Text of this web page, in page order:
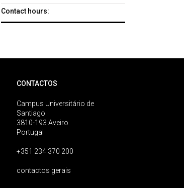
Contact hours:
CONTACTOS
Campus Universitário de
Santiago
3810-193 Aveiro
Portugal
+351 234 370 200
contactos gerais